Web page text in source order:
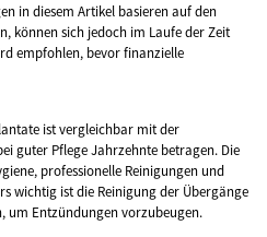
in diesem Artikel basieren auf den
können sich jedoch im Laufe der Zeit
empfohlen, bevor finanzielle
ist vergleichbar mit der
guter Pflege Jahrzehnte betragen. Die
professionelle Reinigungen und
wichtig ist die Reinigung der Übergänge
um Entzündungen vorzubeugen.